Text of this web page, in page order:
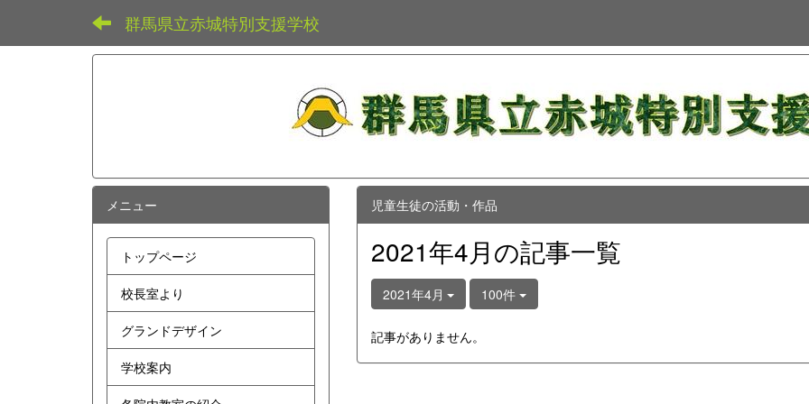
群馬県立赤城特別支援学校
児童生徒の活動・作品
2021年4月の記事一覧
2021年4月 100件
記事がありません。
メニュー
トップページ
校長室より
グランドデザイン
学校案内